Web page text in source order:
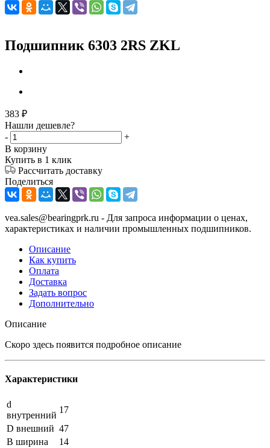
Подшипник 6303 2RS ZKL
383 ₽
Нашли дешевле?
-
+
В корзину
Купить в 1 клик
Рассчитать доставку
Поделиться
vea.sales@bearingprk.ru - Для запроса информации о ценах,
характеристиках и наличии промышленных подшипников.
Описание
Как купить
Оплата
Доставка
Задать вопрос
Дополнительно
Описание
Скоро здесь появится подробное описание
Характеристики
d
внутренний
17
D внешний 47
B ширина
14